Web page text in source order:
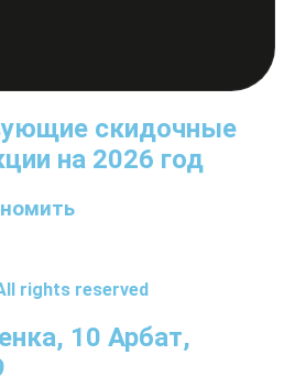
скидочные
на 2026 год
rights reserved
10 Арбат,